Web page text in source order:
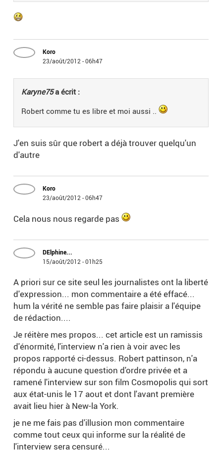
Koro
23/août/2012 - 06h47
Karyne75a écrit :
Robert comme tu es libre et moi aussi ..
J'en suis sûr que robert a déjà trouver quelqu'un
d'autre
Koro
23/août/2012 - 06h47
Cela nous nous regarde pas
DElphine...
15/août/2012 - 01h25
A priori sur ce site seul les journalistes ont la liberté
d'expression... mon commentaire a été effacé...
hum la vérité ne semble pas faire plaisir a l'équipe
de rédaction....
Je réitère mes propos... cet article est un ramissis
d'énormité, l'interview n'a rien à voir avec les
propos rapporté ci-dessus. Robert pattinson, n'a
répondu à aucune question d'ordre privée et a
ramené l'interview sur son film Cosmopolis qui sort
aux état-unis le 17 aout et dont l'avant première
avait lieu hier à New-la York.
je ne me fais pas d'illusion mon commentaire
comme tout ceux qui informe sur la réalité de
l'interview sera censuré...